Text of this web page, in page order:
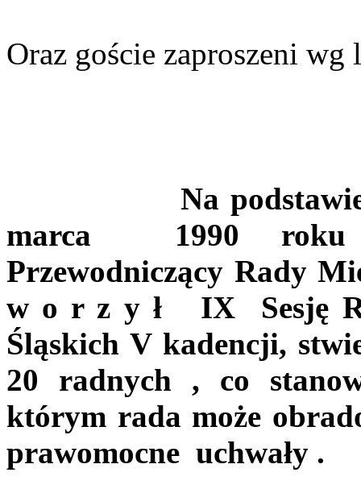
Oraz goście zaproszeni wg
Na
marca
1990 roku
Przewodniczący Rady
w o r z y ł
IX
Sesję
Śląskich V kadencji,
20 radnych , co
którym rada może
prawomocne uchwały .